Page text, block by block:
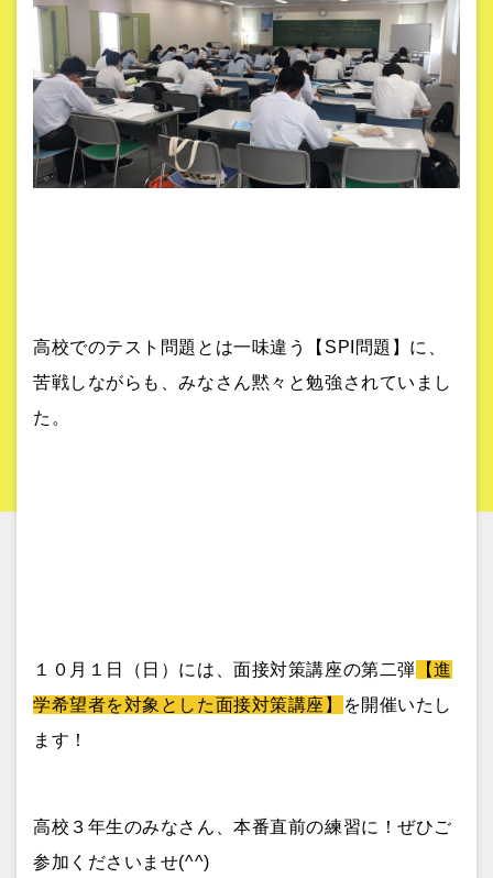
高校でのテスト問題とは一味違う【SPI問題】に、
苦戦しながらも、みなさん黙々と勉強されていまし
た。
１０月１日（日）には、面接対策講座の第二弾 【進
学希望者を対象とした面接対策講座】
を開催いたし
ます！
高校３年生のみなさん、本番直前の練習に！ぜひご
参加くださいませ(^^)